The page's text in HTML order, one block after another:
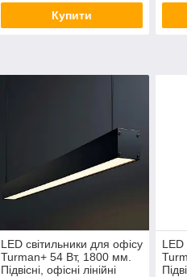
Купити
LED світильники для офісу
Turman+ 54 Вт, 1800 мм.
Підвісні, офісні лінійні
LED